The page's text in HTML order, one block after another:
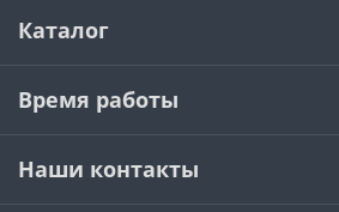
Каталог
Время работы
Наши контакты